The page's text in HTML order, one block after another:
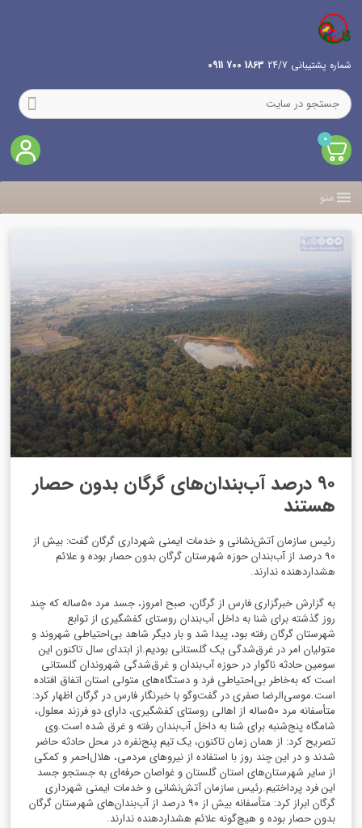
شماره پشتیبانی 24/7 1863 700 0911
0
منو
۹۰ درصد آب‌بندان‌های گرگان بدون حصار
هستند
رئیس سازمان آتش‌نشانی و خدمات ایمنی شهرداری گرگان گفت: بیش از
۹۰ درصد از آب‌بندان حوزه شهرستان گرگان بدون حصار بوده و علائم
هشداردهنده ندارند‌.
به گزارش خبرگزاری فارس از گرگان، صبح امروز، جسد مرد ۵۰ساله که چند
روز گذشته برای شنا به داخل آب‌بندان روستای کفشگیری از توابع
شهرستان گرگان رفته بود، پیدا شد و بار دیگر شاهد بی‌احتیاطی شهروند و
متولیان امر در غرق‌شدگی یک گلستانی بودیم.از ابتدای سال تاکنون این
سومین حادثه ناگوار در حوزه آب‌بندان و غرق‌شدگی شهروندان گلستانی
است که به‌خاطر بی‌احتیاطی فرد و دستگاه‌های متولی استان اتفاق افتاده
است‌.موسی‌الرضا صفری در گفت‌وگو با خبرنگار فارس در گرگان اظهار کرد:
متأسفانه مرد ۵۰ساله از اهالی روستای کفشگیری، دارای دو فرزند معلول،
شامگاه پنج‌شنبه برای شنا به داخل آب‌بندان رفته و غرق شده است.وی
تصریح کرد: از همان زمان تاکنون، یک تیم پنج‌نفره در محل حادثه حاضر
شدند و در این چند روز با استفاده از نیروهای مردمی، هلال‌احمر و کمکی
از سایر شهرستان‌های استان گلستان و غواصان حرفه‌ای به جستجو جسد
این فرد پرداختیم.رئیس سازمان آتش‌نشانی و خدمات ایمنی شهرداری
گرگان ابراز کرد: متأسفانه بیش از ۹۰ درصد از آب‌بندان‌های شهرستان گرگان
بدون حصار بوده و هیچ‌گونه علائم هشداردهنده ندارند.